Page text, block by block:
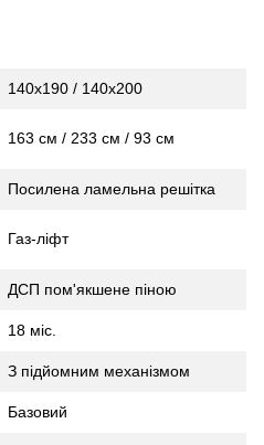
140x190 / 140x200
163 см / 233 см / 93 см
Посилена ламельна решітка
Газ-ліфт
ДСП пом'якшене піною
18 міс.
З підйомним механізмом
Базовий